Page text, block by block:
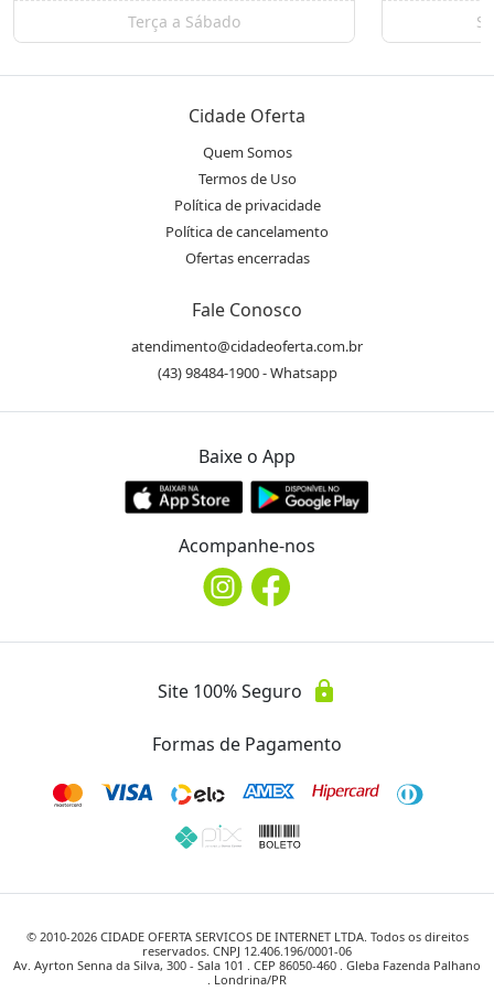
Terça a Sábado
Cidade Oferta
Quem Somos
Termos de Uso
Política de privacidade
Política de cancelamento
Ofertas encerradas
Fale Conosco
atendimento@cidadeoferta.com.br
(43) 98484-1900 - Whatsapp
Baixe o App
Acompanhe-nos
Site 100% Seguro lock
Formas de Pagamento
© 2010-2026CIDADE OFERTA SERVICOS DE INTERNET LTDA. Todos os direitos
reservados. CNPJ 12.406.196/0001-06
Av. Ayrton Senna da Silva, 300 - Sala 101 . CEP 86050-460 . Gleba Fazenda Palhano
. Londrina/PR